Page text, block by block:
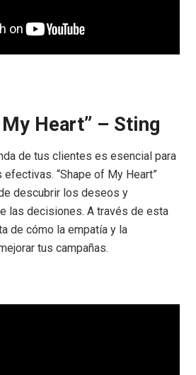
Heart” – Sting
de tus clientes es esencial para
“Shape of My Heart”
descubrir los deseos y
las decisiones. A través de esta
de cómo la empatía y la
tus campañas.